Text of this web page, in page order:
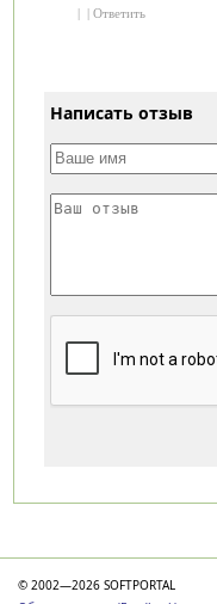
| | Ответить
Написать отзыв
© 2002—2026 SOFTPORTAL